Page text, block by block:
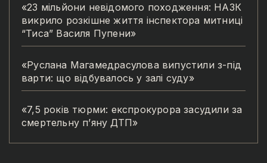
«23 мільйони невідомого походження: НАЗК
викрило розкішне життя інспектора митниці
“Тиса” Василя Пупени»
«Руслана Магамедрасулова випустили з-під
варти: що відбувалось у залі суду»
«7,5 років тюрми: експрокурора засудили за
смертельну п’яну ДТП»